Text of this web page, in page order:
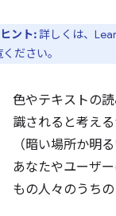
ヒント:詳しくは、
ださい。
色やテキストの
識されると考え
（暗い場所か明
あなたやユーザ
もの人々のうちの